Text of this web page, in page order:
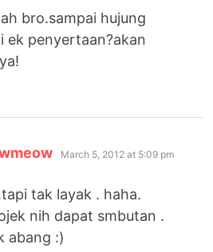
bro.sampai hujung
ek penyertaan?akan
says:
March 5, 2012 at 5:09 pm
tak layak . haha.
nih dapat smbutan .
abang :)